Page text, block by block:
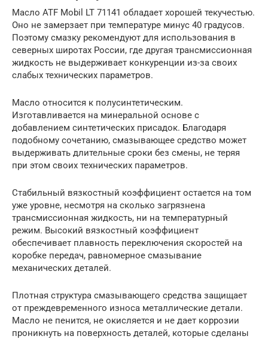
Масло ATF Mobil LT 71141 обладает хорошей текучестью.
Оно не замерзает при температуре минус 40 градусов.
Поэтому смазку рекомендуют для использования в
северных широтах России, где другая трансмиссионная
жидкость не выдерживает конкуренции из-за своих
слабых технических параметров.
Масло относится к полусинтетическим.
Изготавливается на минеральной основе с
добавлением синтетических присадок. Благодаря
подобному сочетанию, смазывающее средство может
выдерживать длительные сроки без смены, не теряя
при этом своих технических параметров.
Стабильный вязкостный коэффициент остается на том
уже уровне, несмотря на сколько загрязнена
трансмиссионная жидкость, ни на температурный
режим. Высокий вязкостный коэффициент
обеспечивает плавность переключения скоростей на
коробке передач, равномерное смазывание
механических деталей.
Плотная структура смазывающего средства защищает
от преждевременного износа металлические детали.
Масло не пенится, не окисляется и не дает коррозии
проникнуть на поверхность деталей, которые сделаны